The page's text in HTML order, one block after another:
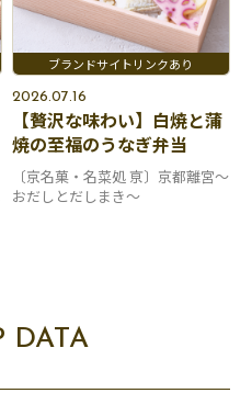
2026.07.16
【贅沢な味わい】白焼と蒲
焼の至福のうなぎ弁当
〔京名菓・名菜処 亰〕京都離宮～
おだしとだしまき～
DATA